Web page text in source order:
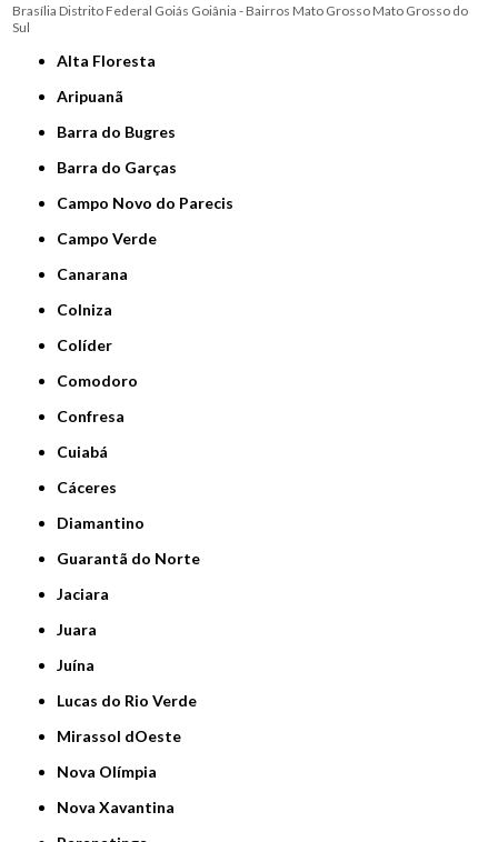
Brasília Distrito Federal Goiás Goiânia - Bairros Mato Grosso Mato Grosso do
Sul
Alta Floresta
Aripuanã
Barra do Bugres
Barra do Garças
Campo Novo do Parecis
Campo Verde
Canarana
Colniza
Colíder
Comodoro
Confresa
Cuiabá
Cáceres
Diamantino
Guarantã do Norte
Jaciara
Juara
Juína
Lucas do Rio Verde
Mirassol dOeste
Nova Olímpia
Nova Xavantina